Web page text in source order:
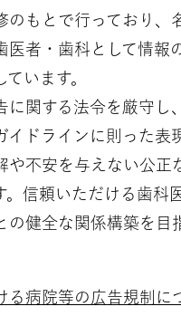
のもとで行っており、
医者・歯科として情報
います。
に関する法令を厳守し
イドラインに則った表
や不安を与えない公正
。信頼いただける歯科
の健全な関係構築を目
る病院等の広告規制に